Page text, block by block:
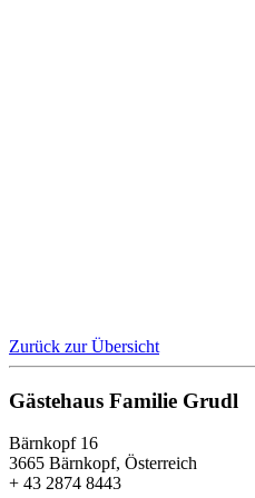
Zurück zur Übersicht
Gästehaus Familie Grudl
Bärnkopf 16
3665 Bärnkopf, Österreich
+ 43 2874 8443